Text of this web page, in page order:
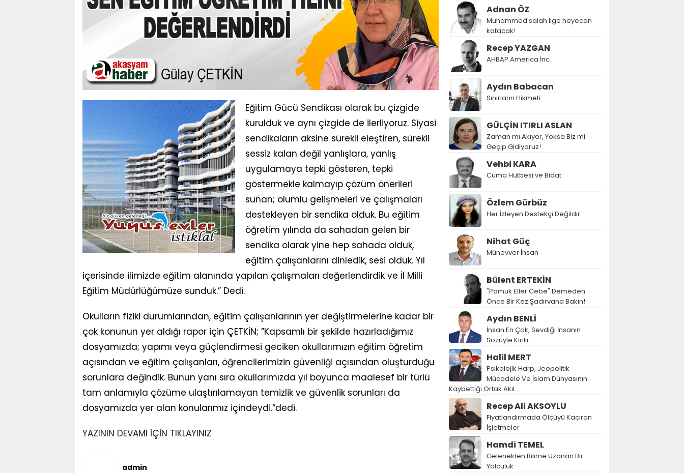
Eğitim Gücü Sendikası olarak bu çizgide
kurulduk ve aynı çizgide de ilerliyoruz. Siyasi
sendikaların aksine sürekli eleştiren, sürekli
sessiz kalan değil yanlışlara, yanlış
uygulamaya tepki gösteren, tepki
göstermekle kalmayıp çözüm önerileri
sunan; olumlu gelişmeleri ve çalışmaları
destekleyen bir sendika olduk. Bu eğitim
öğretim yılında da sahadan gelen bir
sendika olarak yine hep sahada olduk,
eğitim çalışanlarını dinledik, sesi olduk. Yıl
içerisinde ilimizde eğitim alanında yapılan çalışmaları değerlendirdik ve İl Milli
Eğitim Müdürlüğümüze sunduk.” Dedi.
Okulların fiziki durumlarından, eğitim çalışanlarının yer değiştirmelerine kadar bir
çok konunun yer aldığı rapor için ÇETKİN; ”Kapsamlı bir şekilde hazırladığımız
dosyamızda; yapımı veya güçlendirmesi geciken okullarımızın eğitim öğretim
açısından ve eğitim çalışanları, öğrencilerimizin güvenliği açısından oluşturduğu
sorunlara değindik. Bunun yanı sıra okullarımızda yıl boyunca maalesef bir türlü
tam anlamıyla çözüme ulaştırılamayan temizlik ve güvenlik sorunları da
dosyamızda yer alan konularımız içindeydi.“dedi.
YAZININ DEVAMI İÇİN TIKLAYINIZ
admin
Adnan ÖZ
Muhammed salah lige heyecan
katacak!
Recep YAZGAN
AHBAP America İnc.
Aydın Babacan
Sınırların Hikmeti
GÜLÇİN ITIRLI ASLAN
Zaman mı Akıyor, Yoksa Biz mi
Geçip Gidiyoruz!
Vehbi KARA
Cuma Hutbesi ve Bidat
Özlem Gürbüz
Her İzleyen Destekçi Değildir
Nihat Güç
Münevver İnsan
Bülent ERTEKİN
"Pamuk Eller Cebe" Demeden
Önce Bir Kez Şadırvana Bakın!
Aydın BENLİ
İnsan En Çok, Sevdiği İnsanın
Sözüyle Kırılır
Halil MERT
Psikolojik Harp, Jeopolitik
Mücadele Ve İslam Dünyasının
Kaybettiği Ortak Akıl…
Recep Ali AKSOYLU
Fiyatlandırmada Ölçüyü Kaçıran
İşletmeler
Hamdi TEMEL
Gelenekten Bilime Uzanan Bir
Yolculuk